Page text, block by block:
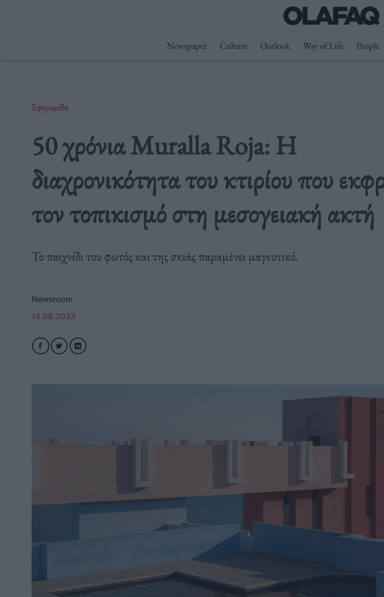
Newspaper Culture Outlook Way of Life People
Εφημερίδα
50 χρόνια Muralla Roja: Η
διαχρονικότητα του κτιρίου που
τον τοπικισμό στη μεσογειακή ακτή
Το παιχνίδι του φωτός και της σκιάς παραμένει μαγευτικό.
Newsroom
14.08.2023